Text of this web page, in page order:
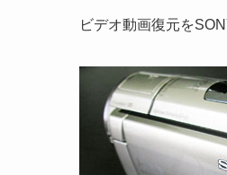
ビデオ動画復元を